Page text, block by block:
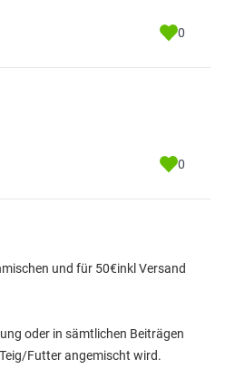
0
0
und für 50€inkl Versand
oder in sämtlichen Beiträgen
Futter angemischt wird.